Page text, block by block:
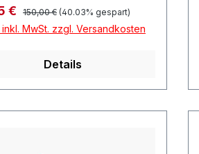
€ Regulärer Preis:
150,00 € (40.03% gespart)
MwSt. zzgl. Versandkosten
Details